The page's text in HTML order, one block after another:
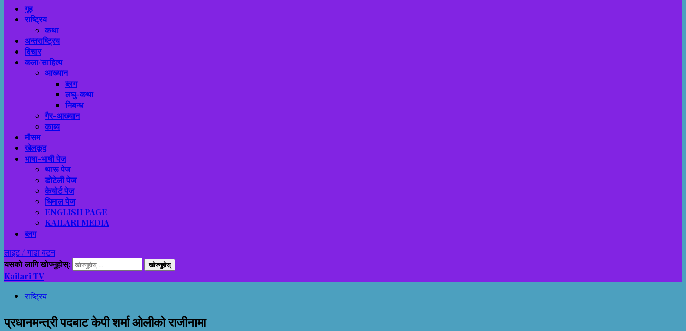
गृह
राष्ट्रिय
कथा
अन्तराष्ट्रिय
विचार
कला/साहित्य
आख्यान
ब्लग
लघु-कथा
निबन्ध
गैर-आख्यान
काब्य
मौसम
खेलकूद
भाषा-भाषी पेज
थारू पेज
डोटेली पेज
केयोर्ट पेज
धिमाल पेज
ENGLISH PAGE
KAILARI MEDIA
ब्लग
लाइट / गाढा बटन
यसको लागि खोज्नुहोस्:
Kailari TV
राष्ट्रिय
प्रधानमन्त्री पदबाट केपी शर्मा ओलीको राजीनामा